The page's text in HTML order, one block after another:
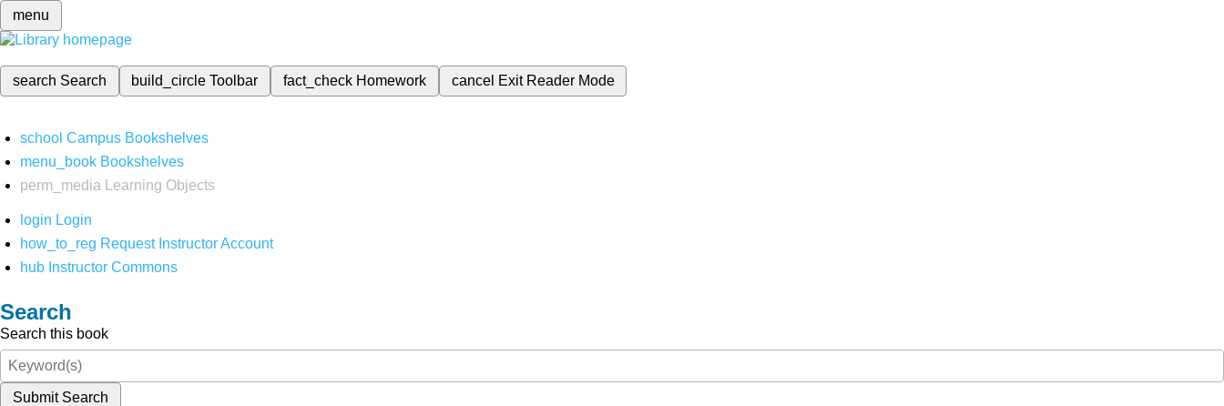
menu
search Search build_circleToolbar fact_check Homework cancel Exit Reader Mode
school Campus Bookshelves
menu_book Bookshelves
perm_media
Learning Objects
login Login
how_to_reg Request Instructor Account
hub Instructor Commons
Search
Search this book
Submit Search